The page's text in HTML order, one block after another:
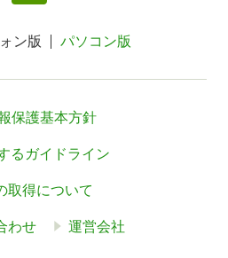
ン版 パソコン版
保護基本方針
るガイドライン
取得について
わせ 運営会社